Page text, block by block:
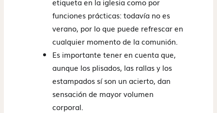
etiqueta en la iglesia como por
funciones prácticas: todavía no es
verano, por lo que puede refrescar en
cualquier momento de la comunión.
Es importante tener en cuenta que,
aunque los plisados, las rallas y los
estampados sí son un acierto, dan
sensación de mayor volumen
corporal.